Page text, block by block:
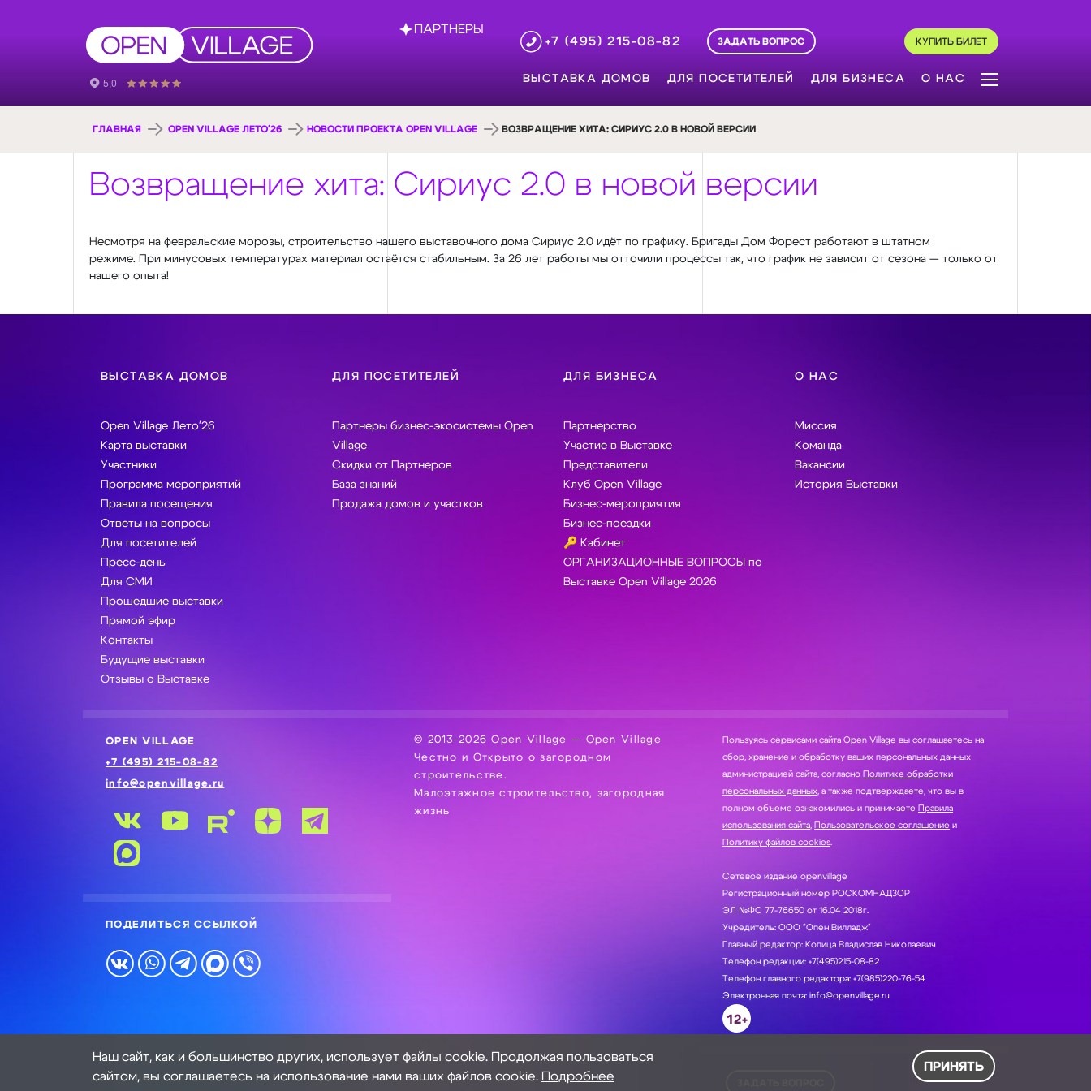
ПАРТНЕРЫ
+7 (495) 215-08-82
ЗАДАТЬ ВОПРОС КУПИТЬ БИЛЕТ
ВЫСТАВКА ДОМОВ ДЛЯ ПОСЕТИТЕЛЕЙ ДЛЯ БИЗНЕСА О НАС
ГЛАВНАЯ OPEN VILLAGE ЛЕТО'26 НОВОСТИ ПРОЕКТА OPEN VILLAGE ВОЗВРАЩЕНИЕ ХИТА: СИРИУС 2.0 В НОВОЙ ВЕРСИИ
Возвращение хита: Сириус 2.0 в новой версии
Несмотря на февральские морозы, строительство нашего выставочного дома Сириус 2.0 идёт по графику. Бригады Дом Форест работают в штатном
режиме. При минусовых температурах материал остаётся стабильным. За 26 лет работы мы отточили процессы так, что график не зависит от сезона — только от
нашего опыта!
ВЫСТАВКА ДОМОВ
Open Village Лето'26
Карта выставки
Участники
Программа мероприятий
Правила посещения
Ответы на вопросы
Для посетителей
Пресс-день
Для СМИ
Прошедшие выставки
Прямой эфир
Контакты
Будущие выставки
Отзывы о Выставке
ДЛЯ ПОСЕТИТЕЛЕЙ
Партнеры бизнес-экосистемы Open
Village
Скидки от Партнеров
База знаний
Продажа домов и участков
ДЛЯ БИЗНЕСА
Партнерство
Участие в Выставке
Представители
Клуб Open Village
Бизнес-мероприятия
Бизнес-поездки
🔑 Кабинет
ОРГАНИЗАЦИОННЫЕ ВОПРОСЫ по
Выставке Open Village 2026
О НАС
Миссия
Команда
Вакансии
История Выставки
OPEN VILLAGE
+7 (495) 215-08-82
info@openvillage.ru
ПОДЕЛИТЬСЯ ССЫЛКОЙ
© 2013-2026 Open Village — Open Village
Честно и Открыто о загородном
строительстве.
Малоэтажное строительство, загородная
жизнь
Пользуясь сервисами сайта Open Village вы соглашаетесь на
сбор, хранение и обработку ваших персональных данных
администрацией сайта, согласно Политике обработки
персональных данных , а также подтверждаете, что вы в
полном объеме ознакомились и принимаете Правила
использования сайта Пользовательское соглашение и
Политику файлов cookies.
Сетевое издание openvillage
Регистрационный номер РОСКОМНАДЗОР
ЭЛ №ФС 77-76650 от 16.04 2018г.
Учредитель: ООО "Опен Вилладж"
Главный редактор: Копица Владислав Николаевич
Телефон редакции: +7(495)215-08-82
Телефон главного редактора: +7(985)220-76-54
Электронная почта: info@openvillage.ru
12+
Наш сайт, как и большинство других, использует файлы cookie. Продолжая пользоваться
сайтом, вы соглашаетесь на использование нами ваших файлов cookie. Подробнее
ПРИНЯТЬ